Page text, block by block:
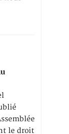
le droit